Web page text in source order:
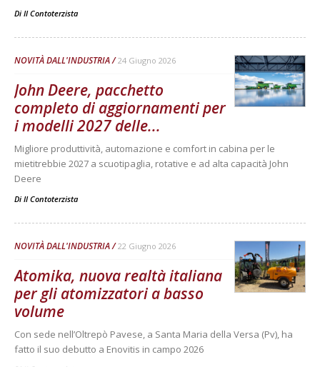
Di Il Contoterzista
NOVITÀ DALL'INDUSTRIA 24 Giugno 2026
John Deere, pacchetto
completo di aggiornamenti per
i modelli 2027 delle...
Migliore produttività, automazione e comfort in cabina per le
mietitrebbie 2027 a scuotipaglia, rotative e ad alta capacità John
Deere
Di Il Contoterzista
NOVITÀ DALL'INDUSTRIA 22 Giugno 2026
Atomika, nuova realtà italiana
per gli atomizzatori a basso
volume
Con sede nell’Oltrepò Pavese, a Santa Maria della Versa (Pv), ha
fatto il suo debutto a Enovitis in campo 2026